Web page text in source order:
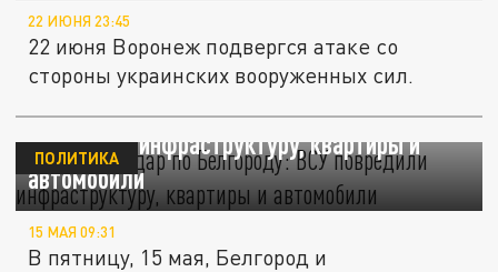
22 ИЮНЯ 23:45
22 июня Воронеж подвергся атаке со
стороны украинских вооруженных сил.
Ракетный удар по Белгороду: ВСУ
повредили инфраструктуру, квартиры и
автомобили
ПОЛИТИКА
15 МАЯ 09:31
В пятницу, 15 мая, Белгород и